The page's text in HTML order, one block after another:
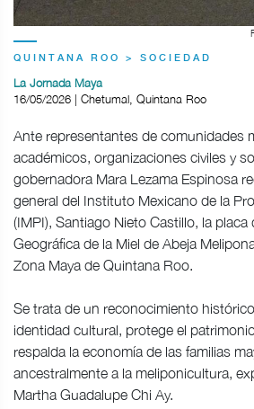
QUINTANA ROO > SOCIEDAD
La Jornada Maya
16/05/2026 | Chetumal, Quintana Roo
Ante representantes de comunidades
académicos, organizaciones civiles y
gobernadora Mara Lezama Espinosa
general del Instituto Mexicano de la
(IMPI), Santiago Nieto Castillo, la placa
Geográfica de la Miel de Abeja
Zona Maya de Quintana Roo.
Se trata de un reconocimiento
identidad cultural, protege el
respalda la economía de las familias
ancestralmente a la meliponicultura,
Martha Guadalupe Chi Ay.